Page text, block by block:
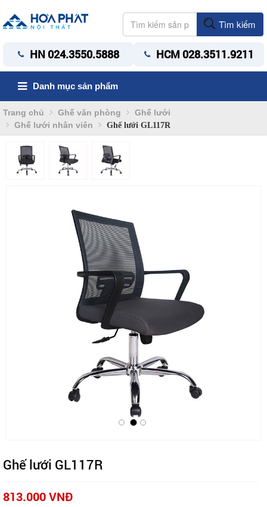
Tìm kiếm
HN 024.3550.5888 HCM 028.3511.9211
Danh mục sản phẩm
Trang chủ Ghế văn phòng
Ghế lưới
Ghế lưới nhân viên
Ghế lưới GL117R
Ghế lưới GL117R
813.000 VNĐ